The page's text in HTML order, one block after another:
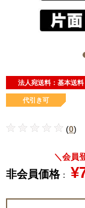
法人宛送料：基本送料
代引き可
(0)
＼会員
非会員価格：